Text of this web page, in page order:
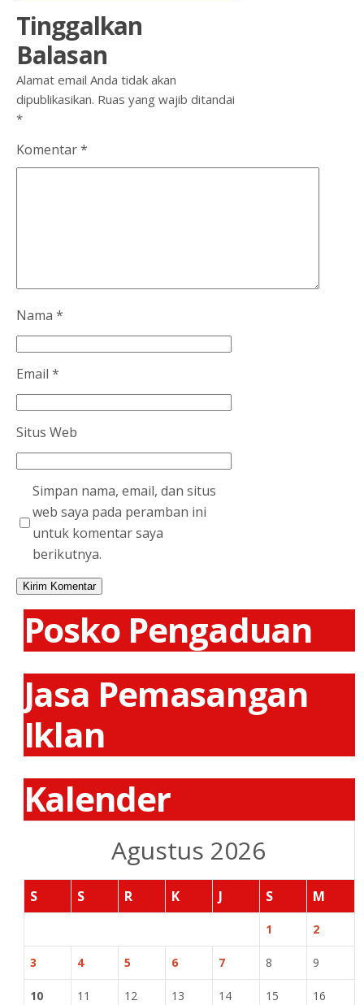
Tinggalkan
Balasan
Alamat email Anda tidak akan
dipublikasikan. Ruas yang wajib ditandai
*
Komentar*
Nama *
Email *
Situs Web
Simpan nama, email, dan situs
web saya pada peramban ini
untuk komentar saya
berikutnya.
Posko Pengaduan
Jasa Pemasangan
Iklan
Kalender
Agustus 2026
S S R K J S M
1 2
3 4 5 6 7 8 9
10 11 12 13 14 15 16